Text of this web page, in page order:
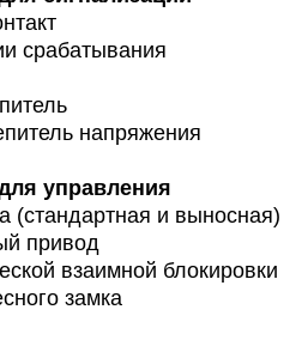
срабатывания
напряжения
управления
(стандартная и выносная)
привод
взаимной блокировки
замка